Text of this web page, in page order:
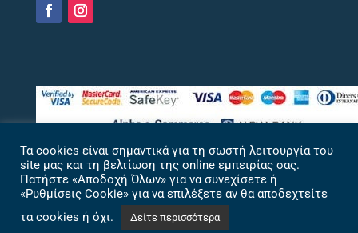
Τα cookies είναι σημαντικά για τη σωστή λειτουργία του
site μας και τη βελτίωση της online εμπειρίας σας.
Πατήστε «Αποδοχή Όλων» για να συνεχίσετε ή
«Ρυθμίσεις Cookie» για να επιλέξετε αν θα αποδεχτείτε
τα cookies ή όχι.
Δείτε περισσότερα